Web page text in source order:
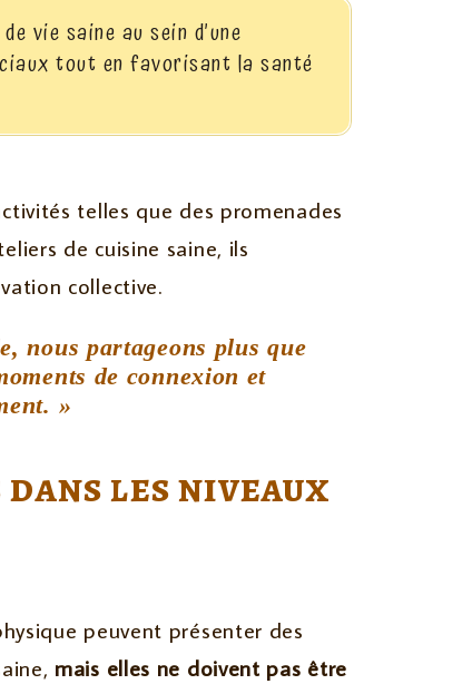
vie saine au sein d’une
tout en favorisant la santé
telles que des promenades
de cuisine saine, ils
collective.
nous partageons plus que
de connexion et
»
les niveaux
peuvent présenter des
mais elles ne doivent pas être